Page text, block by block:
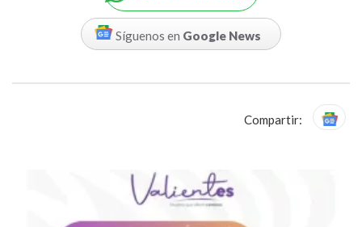
Síguenos en Google News
Compartir: